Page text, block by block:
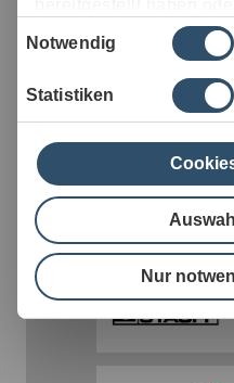
Nutzung der Dienste
Einwilligungsauswahl
Notwendig
Statistiken
Nur